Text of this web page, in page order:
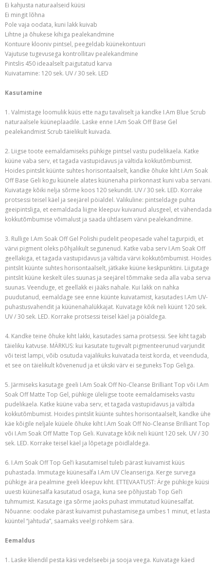
Ei kahjusta naturaalseid küüsi
Ei mingit lõhna
Pole vaja oodata, kuni lakk kuivab
Lihtne ja õhukese kihiga pealekandmine
Kontuure klooniv pintsel, peegeldab küünekontuuri
Vajutuse tugevusega kontrollitav pealekandmine
Pintslis 450 ideaalselt paigutatud karva
Kuivatamine: 120 sek. UV / 30 sek. LED
Kasutamine
1. Valmistage loomulik küüs ette nagu tavaliselt ja kandke I.Am Blue Scrub
naturaalsele küüneplaadile. Laske enne I.Am Soak Off Base Gel
pealekandmist Scrub täielikult kuivada.
2. Liigse toote eemaldamiseks pühkige pintsel vastu pudelikaela. Katke
küüne vaba serv, et tagada vastupidavus ja vältida kokkutõmbumist.
Hoides pintslit küünte suhtes horisontaalselt, kandke õhuke kiht I.Am Soak
Off Base Geli kogu küünele alates küünenaha piirkonnast kuni vaba servani.
Kuivatage kõiki nelja sõrme koos 120 sekundit. UV / 30 sek. LED. Korrake
protsessi teisel käel ja seejärel pöialdel. Valikuline: pintseldage puhta
geeipintsliga, et eemaldada liigne kleepuv kuivanud alusgeel, et vähendada
kokkutõmbumise võimalust ja saada ühtlasem värvi pealekandmine.
3. Rullige I.Am Soak Off Gel Polishi pudelit peopesade vahel tagurpidi, et
värvi pigment oleks põhjalikult segunenud. Katke vaba serv I.Am Soak Off
geellakiga, et tagada vastupidavus ja vältida värvi kokkutõmbumist. Hoides
pintslit küünte suhtes horisontaalselt, jätkake küüne keskpunktini. Liigutage
pintslit küüne keskelt üles suunas ja seejärel tõmmake seda alla vaba serva
suunas. Veenduge, et geellakk ei jääks nahale. Kui lakk on nahka
puudutanud, eemaldage see enne küünte kuivatamist, kasutades I.Am UV-
puhastusvahendit ja küünenahalükkajat. Kuivatage kõik neli küünt 120 sek.
UV / 30 sek. LED. Korrake protsessi teisel käel ja pöialdega.
4. Kandke teine õhuke kiht lakki, kasutades sama protsessi. See kiht tagab
täieliku katvuse. MÄRKUS: kui kasutate tugevalt pigmenteerunud varjundit
või teist lampi, võib osutuda vajalikuks kuivatada teist korda, et veenduda,
et see on täielikult kõvenenud ja et ükski värv ei seguneks Top Geliga.
5. Järmiseks kasutage geeli I.Am Soak Off No-Cleanse Brilliant Top või I.Am
Soak Off Matte Top Gel, pühkige üleliigse toote eemaldamiseks vastu
pudelikaela. Katke küüne vaba serv, et tagada vastupidavus ja vältida
kokkutõmbumist. Hoides pintslit küünte suhtes horisontaalselt, kandke ühe
käe kõigile neljale küüele õhuke kiht I.Am Soak Off No-Cleanse Brilliant Top
või I.Am Soak Off Matte Top Geli. Kuivatage kõik neli küünt 120 sek. UV / 30
sek. LED. Korrake teisel käel ja lõpetage pöidlaldega.
6. I.Am Soak Off Top Gel’i kasutamisel tuleb pärast kuivamist küüs
puhastada. Immutage küünesalfa I.Am UV Cleanseriga. Kerge survega
pühkige ära pealmine geeli kleepuv kiht. ETTEVAATUST: Ärge pühkige küüsi
uuesti küünesalfa kasutatud osaga, kuna see põhjustab Top Gel’i
tuhmumist. Kasutage iga sõrme jaoks puhast immutatud küünesalfat.
Nõuanne: oodake pärast kuivamist puhastamisega umbes 1 minut, et lasta
küüntel “jahtuda”, saamaks veelgi rohkem sära.
Eemaldus
1. Laske kliendil pesta käsi vedelseebi ja sooja veega. Kuivatage käed